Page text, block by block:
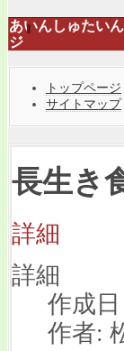
あいんしゅたい
ジ
トップページ
サイトマップ
長生き
詳細
詳細
作成
作者: